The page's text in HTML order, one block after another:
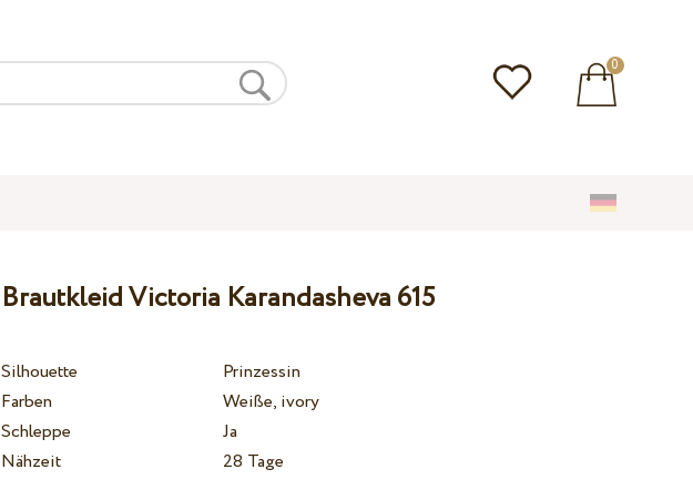
0
Brautkleid Victoria Karandasheva 615
Silhouette
Prinzessin
Farben
Weiße, ivory
Schleppe
Ja
Nähzeit
28 Tage